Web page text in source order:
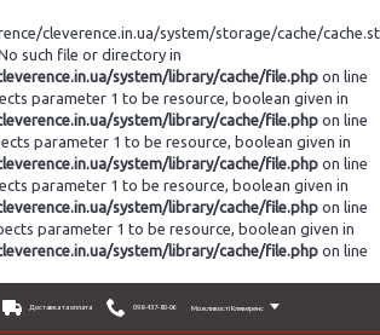
cleverence.in.ua/system/storage/cache/
such file or directory in
system/library/cache/file.php on line
parameter 1 to be resource, boolean given in
system/library/cache/file.php on line
parameter 1 to be resource, boolean given in
system/library/cache/file.php on line
parameter 1 to be resource, boolean given in
system/library/cache/file.php on line
parameter 1 to be resource, boolean given in
system/library/cache/file.php on line
Доставка та оплата 098-437-80-06 Можливості Клеверенс